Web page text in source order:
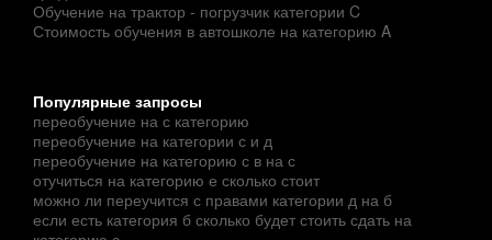
Обучение на трактор - погрузчик категории C
Стоимость обучения в автошколе на категорию A
Популярные запросы
переобучение на с категорию
переобучение на категории с и д
переобучение на категорию с в на с
отучиться на категорию е сколько стоит
можно ли переучится с правами категории д на б
если есть категория б сколько будет стоить сдать на